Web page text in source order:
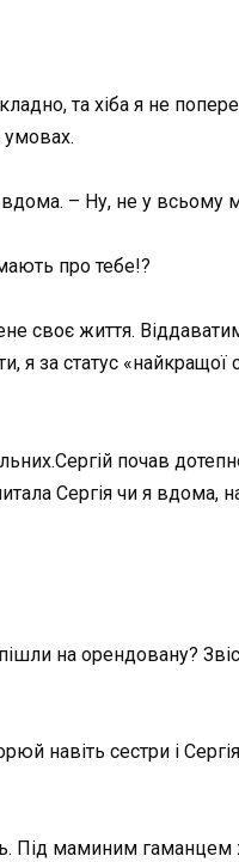
та хіба я не
умовах.
вдома. – Ну, не у всьому
про тебе!?
своє життя.
я за статус «найкращої
почав
Сергія чи я вдома,
на орендовану?
навіть сестри і
Під маминим гаманцем